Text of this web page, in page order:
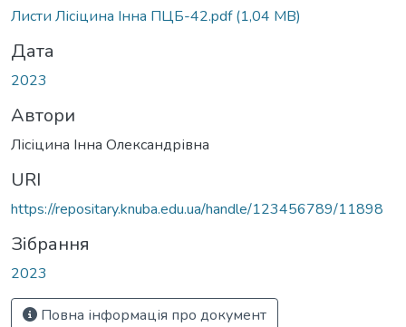
Листи Лісіцина Інна ПЦБ-42.pdf(1,04 MB)
Дата
2023
Автори
Лісіцина Інна Олександрівна
URI
https://repositary.knuba.edu.ua/handle/123456789/11898
Зібрання
2023
Повна інформація про документ